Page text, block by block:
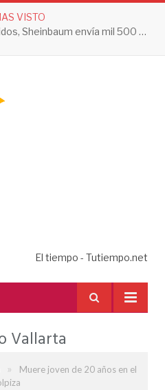
VISTO
Tras presión de Estados Unidos, Sheinbaum envía mil 500 soldados a Michoacán
El tiempo - Tutiempo.net
Vallarta
»
Muere joven de 20 años en el